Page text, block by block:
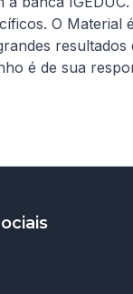
O Material
é de sua